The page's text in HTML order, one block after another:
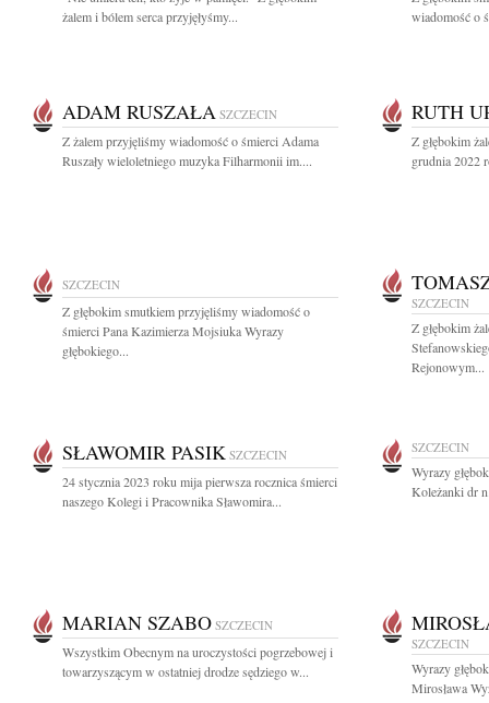
żalem i bólem serca przyjęłyśmy...
wiadomość o
ADAM RUSZAŁA SZCZECIN
Z żalem przyjęliśmy wiadomość o śmierci Adama
Ruszały wieloletniego muzyka Filharmonii im....
RUTH
Z głębokim
grudnia 2022
SZCZECIN
Z głębokim smutkiem przyjęliśmy wiadomość o
śmierci Pana Kazimierza Mojsiuka Wyrazy
głębokiego...
SZCZECIN
Z głębokim
Rejonowym...
SŁAWOMIR PASIK SZCZECIN
24 stycznia 2023 roku mija pierwsza rocznica śmierci
naszego Kolegi i Pracownika Sławomira...
SZCZECIN
Wyrazy
Koleżanki dr
MARIAN SZABO SZCZECIN
Wszystkim Obecnym na uroczystości pogrzebowej i
towarzyszącym w ostatniej drodze sędziego w...
SZCZECIN
Wyrazy
Mirosława